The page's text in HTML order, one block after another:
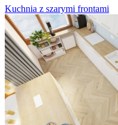
Kuchnia z szarymi frontami